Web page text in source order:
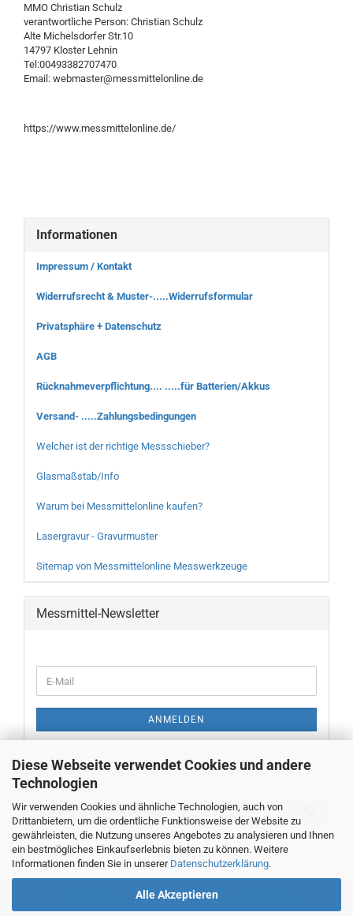
Diese Webseite verwendet Cookies und andere
Technologien
Wir verwenden Cookies und ähnliche Technologien, auch von
Drittanbietern, um die ordentliche Funktionsweise der Website zu
gewährleisten, die Nutzung unseres Angebotes zu analysieren und Ihnen
ein bestmögliches Einkaufserlebnis bieten zu können. Weitere
Informationen finden Sie in unserer Datenschutzerklärung.
Alle Akzeptieren
MMO Christian Schulz
verantwortliche Person: Christian Schulz
Alte Michelsdorfer Str.10
14797 Kloster Lehnin
Tel:00493382707470
Email: webmaster@messmittelonline.de
https://www.messmittelonline.de/
Informationen
Impressum / Kontakt
Widerrufsrecht & Muster-.....Widerrufsformular
Privatsphäre + Datenschutz
AGB
Rücknahmeverpflichtung.... .....für Batterien/Akkus
Versand- .....Zahlungsbedingungen
Welcher ist der richtige Messschieber?
Glasmaßstab/Info
Warum bei Messmittelonline kaufen?
Lasergravur - Gravurmuster
Sitemap von Messmittelonline Messwerkzeuge
Messmittel-Newsletter
ZUR
E-
Mail
ANMELDEN
Neue Messwerkzeuge
TEL. 00493382707470